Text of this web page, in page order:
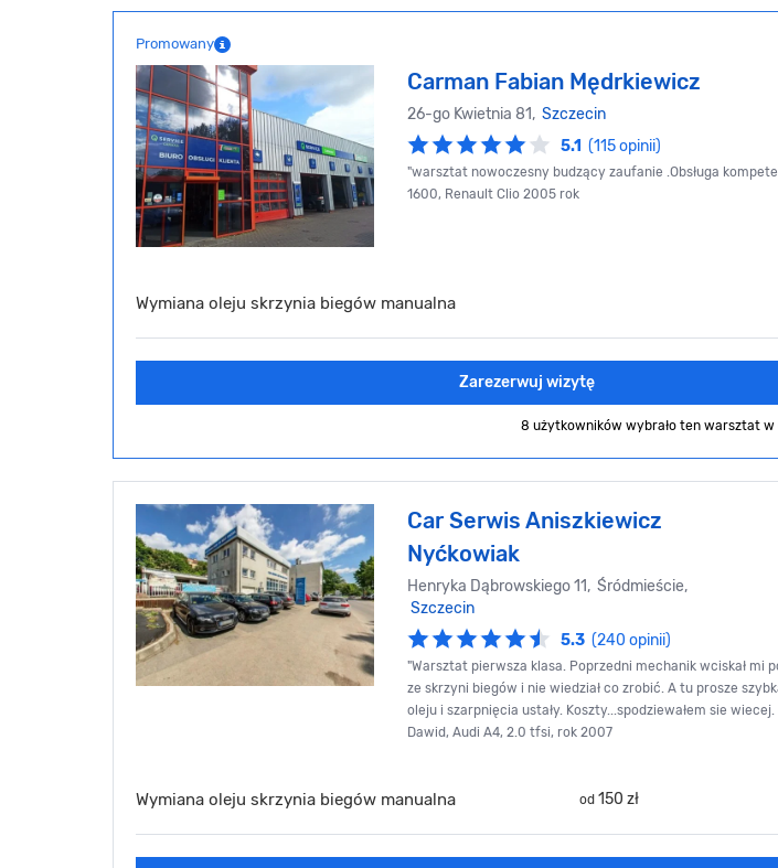
Promowany
Carman Fabian Mędrkiewicz
26-go Kwietnia 81, Szczecin
5.1 (115 opinii)
"warsztat nowoczesny budzący zaufanie .Obsługa
1600, Renault Clio 2005 rok
Wymiana oleju skrzynia biegów manualna
Zarezerwuj wizytę
8 użytkowników wybrało ten warsztat w
Car Serwis Aniszkiewicz
Nyćkowiak
Henryka Dąbrowskiego 11, Śródmieście,
Szczecin
5.3 (240 opinii)
"Warsztat pierwsza klasa. Poprzedni mechanik wciskał mi
ze skrzyni biegów i nie wiedział co zrobić. A tu prosze
oleju i szarpnięcia ustały. Koszty...spodziewałem sie wiecej.
Dawid, Audi A4, 2.0 tfsi, rok 2007
Wymiana oleju skrzynia biegów manualna od 150 zł